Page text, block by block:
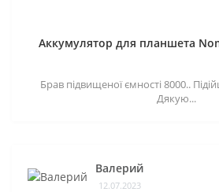
Аккумулятор для планшета
Брав підвищеної ємності 8000..
Дякую...
Валерий
12.07.2023